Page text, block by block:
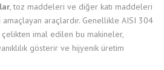
, toz maddeleri ve diğer katı maddeleri
araçlardır. Genellikle AISI 304
imal edilen bu makineler,
gösterir ve hijyenik üretim